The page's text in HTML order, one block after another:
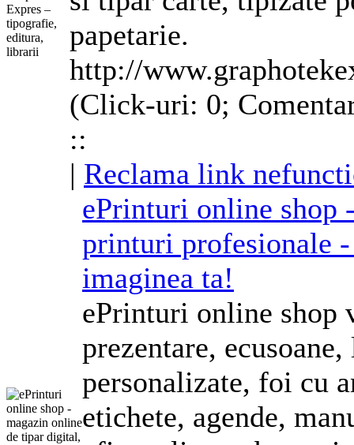
papetarie.
http://
(Click-uri: 0;
::
| Reclama link
ePrinturi online shop
printuri profesionale
imaginea ta!
ePrinturi online shop
prezentare,
personalizate, foi cu
etichete, agende,